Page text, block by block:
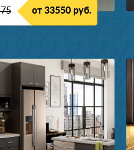
от 33550 руб.